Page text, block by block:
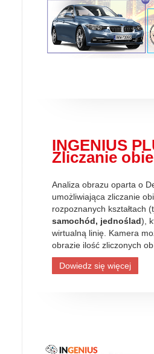
INGENIUS
Zliczanie
Analiza obrazu oparta o
umożliwiająca zliczanie
rozpoznanych kształtach
samochód, jednoślad),
wirtualną linię. Kamera
obrazie ilość zliczonych
Dowiedz się więcej